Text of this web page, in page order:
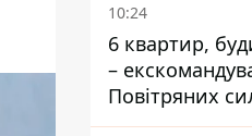
10:24
6 квартир,
–
Повітряних
отримав нову